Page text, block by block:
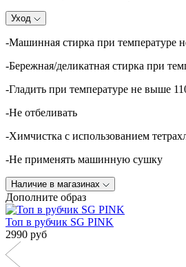
Уход
-Машинная стирка при температуре
-Бережная/деликатная стирка при
-Гладить при температуре не выше
-Не отбеливать
-Химчистка с использованием
-Не применять машинную сушку
Наличие в магазинах
Дополните образ
Топ в рубчик SG PINK
2990 руб